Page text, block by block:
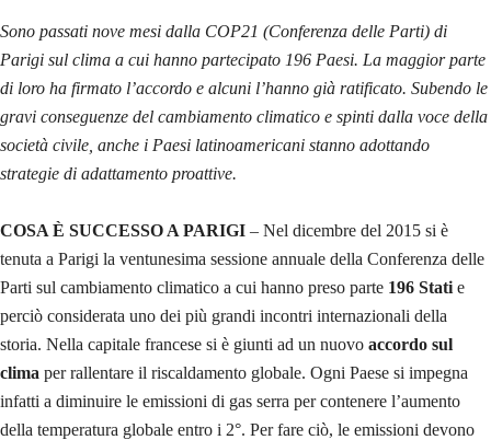
Sono passati nove mesi dalla COP21 (Conferenza delle Parti) di
Parigi sul clima a cui hanno partecipato 196 Paesi. La maggior parte
di loro ha firmato l’accordo e alcuni l’hanno già ratificato. Subendo le
gravi conseguenze del cambiamento climatico e spinti dalla voce della
società civile, anche i Paesi latinoamericani stanno adottando
strategie di adattamento proattive.
COSA È SUCCESSO A PARIGI – Nel dicembre del 2015 si è
tenuta a Parigi la ventunesima sessione annuale della Conferenza delle
Parti sul cambiamento climatico a cui hanno preso parte 196 Stati e
perciò considerata uno dei più grandi incontri internazionali della
storia. Nella capitale francese si è giunti ad un nuovo accordo sul
clima per rallentare il riscaldamento globale. Ogni Paese si impegna
infatti a diminuire le emissioni di gas serra per contenere l’aumento
della temperatura globale entro i 2°. Per fare ciò, le emissioni devono